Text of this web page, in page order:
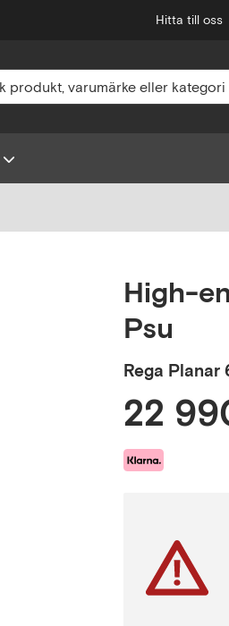
Hitta till oss
High-
Psu
Rega Planar
22